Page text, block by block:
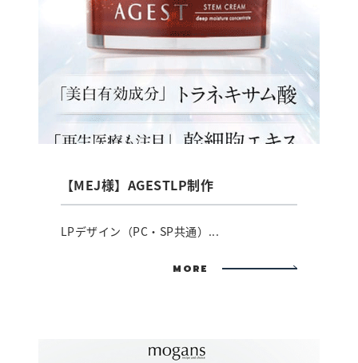
【MEJ様】AGESTLP制作
LPデザイン（PC・SP共通）...
MORE